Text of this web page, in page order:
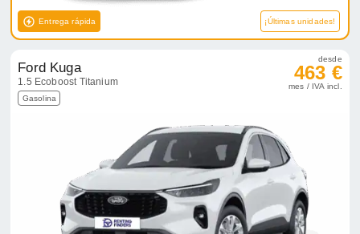
Entrega rápida ¡Últimas unidades!
Ford Kuga
1.5 Ecoboost Titanium
Gasolina
desde
463 €
mes / IVA incl.